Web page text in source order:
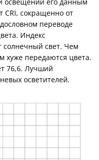
освещении его данным
CRI, сокращенно от
переводе
Индекс
солнечный свет. Чем
хуже передаются цвета.
76,6. Лучший
осветителей.